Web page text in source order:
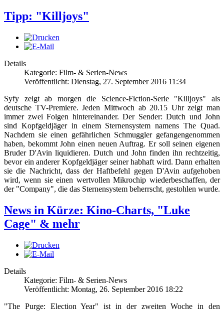
Tipp: "Killjoys"
Details
Kategorie: Film- & Serien-News
Veröffentlicht: Dienstag, 27. September 2016 11:34
Syfy zeigt ab morgen die Science-Fiction-Serie "Killjoys" als
deutsche TV-Premiere. Jeden Mittwoch ab 20.15 Uhr zeigt man
immer zwei Folgen hintereinander. Der Sender: Dutch und John
sind Kopfgeldjäger in einem Sternensystem namens The Quad.
Nachdem sie einen gefährlichen Schmuggler gefangengenommen
haben, bekommt John einen neuen Auftrag. Er soll seinen eigenen
Bruder D'Avin liquidieren. Dutch und John finden ihn rechtzeitig,
bevor ein anderer Kopfgeldjäger seiner habhaft wird. Dann erhalten
sie die Nachricht, dass der Haftbefehl gegen D'Avin aufgehoben
wird, wenn sie einen wertvollen Mikrochip wiederbeschaffen, der
der "Company", die das Sternensystem beherrscht, gestohlen wurde.
News in Kürze: Kino-Charts, "Luke
Cage" & mehr
Details
Kategorie: Film- & Serien-News
Veröffentlicht: Montag, 26. September 2016 18:22
"The Purge: Election Year" ist in der zweiten Woche in den